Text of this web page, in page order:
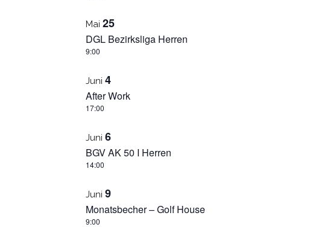
Mai 25
DGL Bezirksliga Herren
9:00
Juni 4
After Work
17:00
Juni 6
BGV AK 50 I Herren
14:00
Juni 9
Monatsbecher – Golf House
9:00